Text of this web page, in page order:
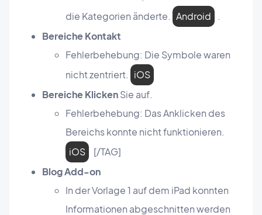
die Kategorien änderte. Android
.
Bereiche Kontakt
Fehlerbehebung: Die Symbole waren
nicht zentriert. iOS
Bereiche KlickenSie auf.
Fehlerbehebung: Das Anklicken des
Bereichs konnte nicht funktionieren.
iOS
[/TAG]
Blog Add-on
In der Vorlage 1 auf dem iPad konnten
Informationen abgeschnitten werden